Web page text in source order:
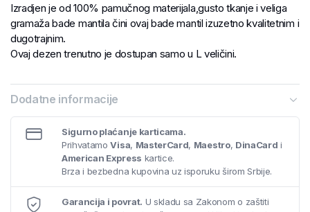
Izradjen je od 100% pamučnog materijala,gusto tkanje i veliga
gramaža bade mantila čini ovaj bade mantil izuzetno kvalitetnim i
dugotrajnim.
Ovaj dezen trenutno je dostupan samo u L veličini.
Dodatne informacije
Sigurno plaćanje karticama.
PrihvatamoVisa, MasterCard, Maestro, DinaCard i
American Express kartice.
Brza i bezbedna kupovina uz isporuku širom Srbije.
Garancija i povrat. U skladu sa Zakonom o zaštiti